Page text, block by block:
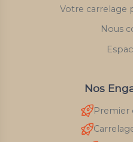
Votre carrelage
Nous
Nos
Premier